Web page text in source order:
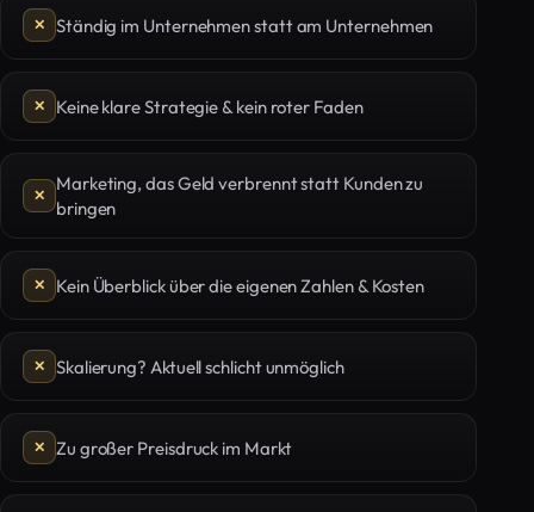
Ständig im Unternehmen statt am Unternehmen
Keine klare Strategie & kein roter Faden
Marketing, das Geld verbrennt statt Kunden zu
bringen
Kein Überblick über die eigenen Zahlen & Kosten
Skalierung? Aktuell schlicht unmöglich
Zu großer Preisdruck im Markt